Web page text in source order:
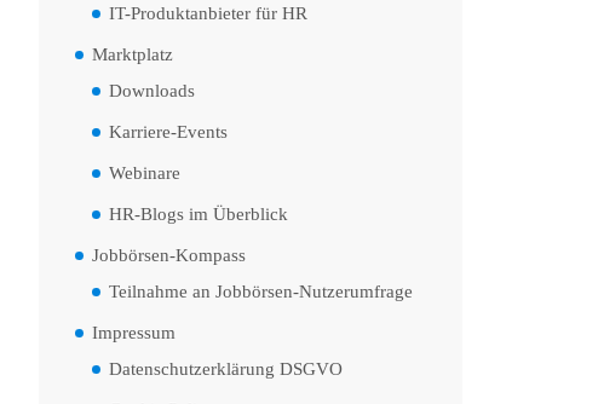
IT-Produktanbieter für HR
Marktplatz
Downloads
Karriere-Events
Webinare
HR-Blogs im Überblick
Jobbörsen-Kompass
Teilnahme an Jobbörsen-Nutzerumfrage
Impressum
Datenschutzerklärung DSGVO